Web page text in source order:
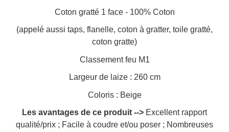
Coton gratté 1 face - 100% Coton
(appelé aussi taps, flanelle, coton à gratter, toile gratté,
coton gratte)
Classement feu M1
Largeur de laize : 260 cm
Coloris : Beige
Les avantages de ce produit --> Excellent rapport
qualité/prix ; Facile à coudre et/ou poser ; Nombreuses